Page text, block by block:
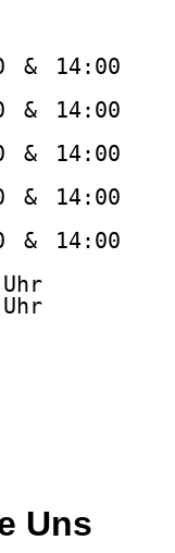
& 14:00
& 14:00
& 14:00
& 14:00
& 14:00
Uns